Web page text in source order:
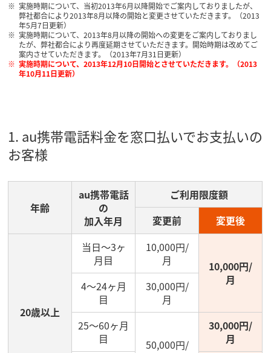
実施時期について、当初2013年6月以降開始でご案内しておりましたが、
弊社都合により2013年8月以降の開始と変更させていただきます。（2013
年5月7日更新）
実施時期について、2013年8月以降の開始への変更をご案内しておりまし
たが、弊社都合により再度延期させていただきます。開始時期は改めてご
案内させていただきます。（2013年7月31日更新）
実施時期について、2013年12月10日開始とさせていただきます。（2013
年10月11日更新）
1. au携帯電話料金を窓口払いでお支払いの
お客様
年齢
au携帯電話
の
加入年月
ご利用限度額
変更前
変更後
20歳以上
当日～3ヶ
月目
10,000円/
月
10,000円/
月
4～24ヶ月
目
30,000円/
月
25～60ヶ月
目
50,000円/
30,000円/
月